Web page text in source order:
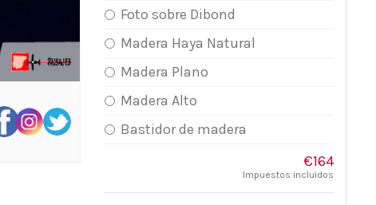
Foto sobre Dibond
Madera Haya Natural
Madera Plano
Madera Alto
Bastidor de madera
€164
Impuestos incluidos